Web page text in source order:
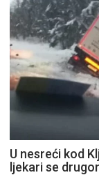
U nesreći kod
ljekari se